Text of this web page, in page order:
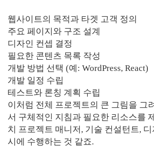
웹사이트의 목적과 타겟 고객 정의
주요 페이지와 구조 설계
디자인 컨셉 결정
필요한 콘텐츠 목록 작성
개발 방법 선택 (예: WordPress, React)
개발 일정 수립
테스트와 론칭 계획 수립
이처럼 전체 프로젝트의 큰 그림을 그
서 구체적인 지침과 필요한 리소스를
치 프로젝트 매니저, 기술 컨설턴트,
시에 수행하는 것 같죠.